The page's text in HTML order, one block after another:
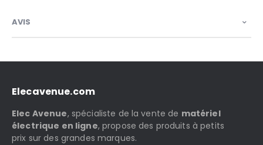
AVIS
Elecavenue.com
Elec Avenue, spécialiste de la vente de matériel
électrique en ligne, propose des produits à petits
prix sur des grandes marques.